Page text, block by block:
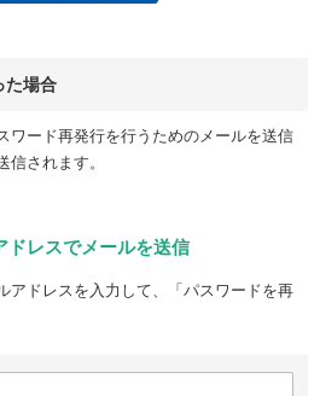
た場合
ワード再発行を行うためのメールを送信
信されます。
ドレスでメールを送信
アドレスを入力して、「パスワードを再